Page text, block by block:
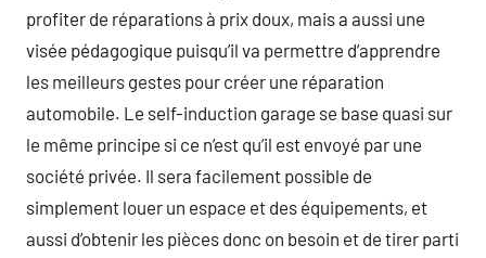
profiter de réparations à prix doux, mais a aussi une
visée pédagogique puisqu’il va permettre d’apprendre
les meilleurs gestes pour créer une réparation
automobile. Le self-induction garage se base quasi sur
le même principe si ce n’est qu’il est envoyé par une
société privée. Il sera facilement possible de
simplement louer un espace et des équipements, et
aussi d’obtenir les pièces donc on besoin et de tirer parti